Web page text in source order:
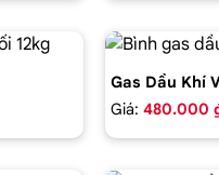
Gas Dầu Khí
Giá: 480.000